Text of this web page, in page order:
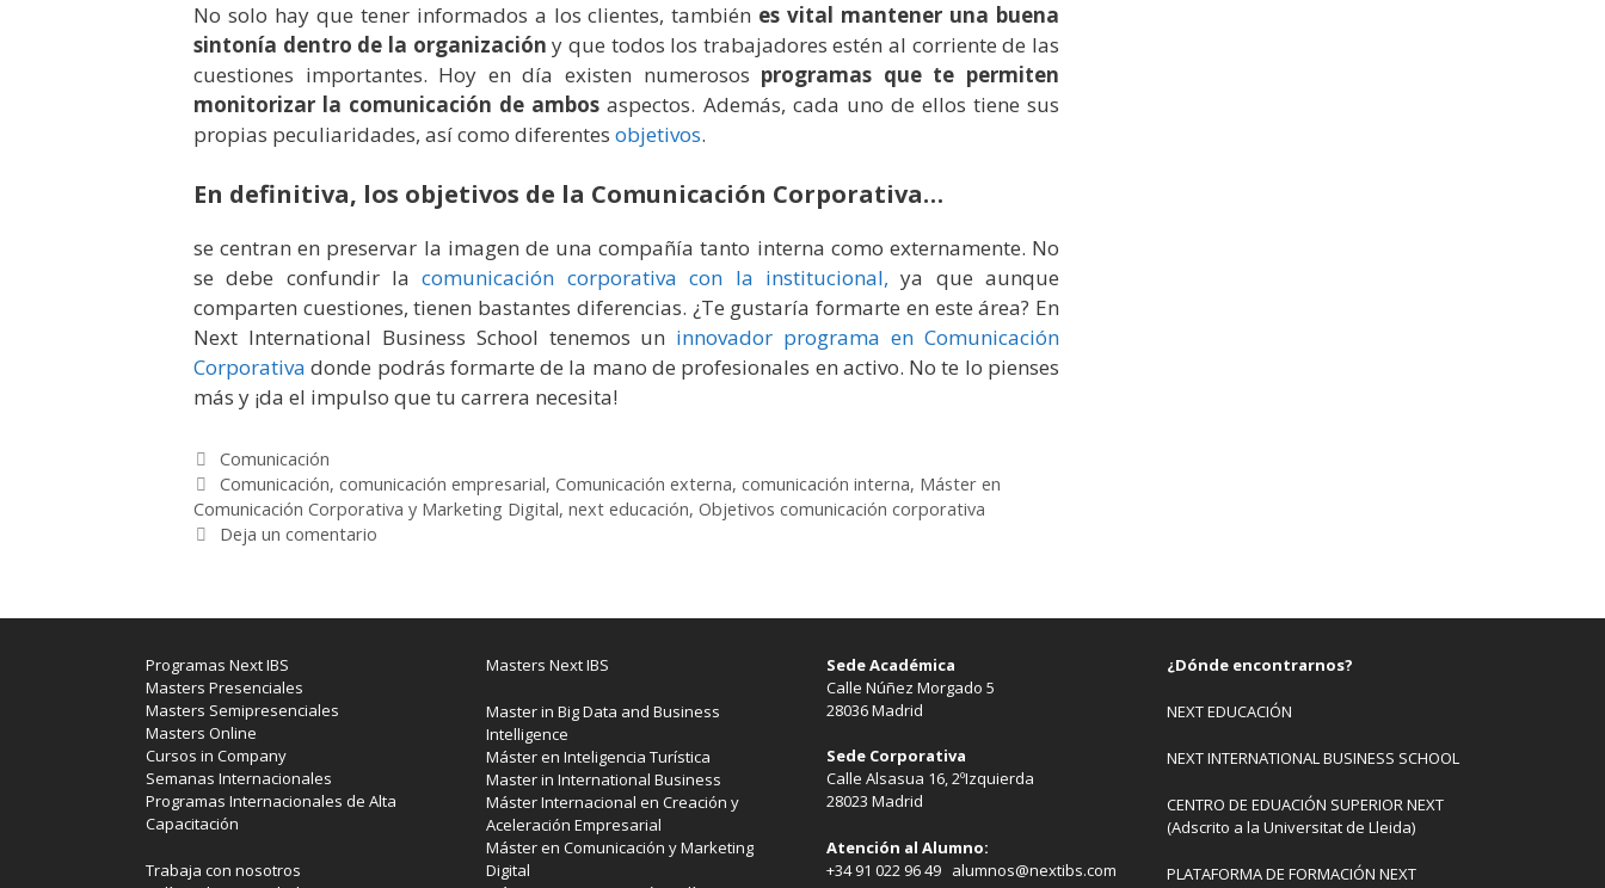
No solo hay que tener informados a los clientes, también es vital mantener una buena
sintonía dentro de la organización y que todos los trabajadores estén al corriente de las
cuestiones importantes. Hoy en día existen numerosos programas que te permiten
monitorizar la comunicación de ambos aspectos. Además, cada uno de ellos tiene sus
propias peculiaridades, así como diferentes objetivos.
En definitiva, los objetivos de la Comunicación Corporativa…
se centran en preservar la imagen de una compañía tanto interna como externamente. No
se debe confundir lacomunicación corporativa con la institucional, ya que aunque
comparten cuestiones, tienen bastantes diferencias. ¿Te gustaría formarte en este área? En
Next International Business School tenemos un innovador programa en Comunicación
Corporativa donde podrás formarte de la mano de profesionales en activo. No te lo pienses
más y ¡da el impulso que tu carrera necesita!
Categorías
Comunicación
Etiquetas
Comunicación, comunicación empresarial, Comunicación externa, comunicación interna, Máster en
Comunicación Corporativa y Marketing Digital, next educación, Objetivos comunicación corporativa
Deja un comentario
Programas Next IBS
Masters Presenciales
Masters Semipresenciales
Masters Online
Cursos in Company
Semanas Internacionales
Programas Internacionales de Alta
Capacitación
Trabaja con nosotros
Masters Next IBS
Master in Big Data and Business
Intelligence
Máster en Inteligencia Turística
Master in International Business
Máster Internacional en Creación y
Aceleración Empresarial
Máster en Comunicación y Marketing
Digital
Sede Académica
Calle Núñez Morgado 5
28036 Madrid
Sede Corporativa
Calle Alsasua 16, 2ºIzquierda
28023 Madrid
Atención al Alumno:
+34 91 022 96 49 alumnos@nextibs.com
¿Dónde encontrarnos?
NEXT EDUCACIÓN
NEXT INTERNATIONAL BUSINESS SCHOOL
CENTRO DE EDUACIÓN SUPERIOR NEXT
(Adscrito a la Universitat de Lleida)
PLATAFORMA DE FORMACIÓN NEXT